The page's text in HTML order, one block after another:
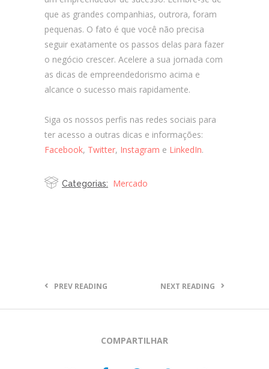
que as grandes companhias, outrora, foram
pequenas. O fato é que você não precisa
seguir exatamente os passos delas para fazer
o negócio crescer. Acelere a sua jornada com
as dicas de empreendedorismo acima e
alcance o sucesso mais rapidamente.
Siga os nossos perfis nas redes sociais para
ter acesso a outras dicas e informações:
Facebook, Twitter, Instagram e LinkedIn.
Categorias: Mercado
PREV READING NEXT READING
COMPARTILHAR